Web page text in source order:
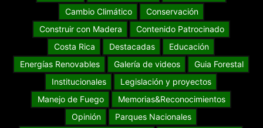
Cambio Climático
Conservación
Construir con Madera
Contenido Patrocinado
Costa Rica
Destacadas
Educación
Energías Renovables
Galería de videos
Guia Forestal
Institucionales
Legislación y proyectos
Manejo de Fuego
Memorias&Reconocimientos
Opinión
Parques Nacionales